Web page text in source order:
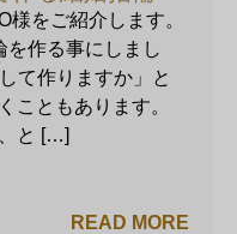
をご紹介します。
を作る事にしまし
て作りますか」と
こともあります。
と […]
READ MORE